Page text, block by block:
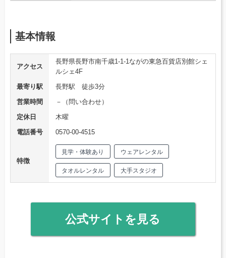
基本情報
アクセス
長野県長野市南千歳1-1-1ながの東急百貨店別館シェ
ルシェ4F
最寄り駅
長野駅 徒歩3分
営業時間
－（問い合わせ）
定休日
木曜
電話番号
0570-00-4515
特徴
見学・体験あり ウェアレンタル
タオルレンタル 大手スタジオ
公式サイトを見る